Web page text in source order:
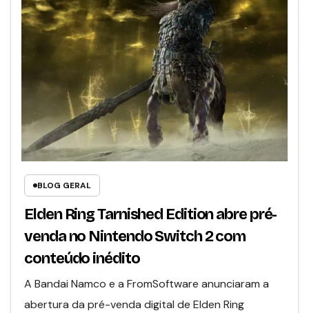
BLOG GERAL
Elden Ring Tarnished Edition abre pré-
venda no Nintendo Switch 2 com
conteúdo inédito
A Bandai Namco e a FromSoftware anunciaram a
abertura da pré-venda digital de Elden Ring